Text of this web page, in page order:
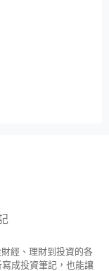
經、理財到投資的各
成投資筆記，也能讓